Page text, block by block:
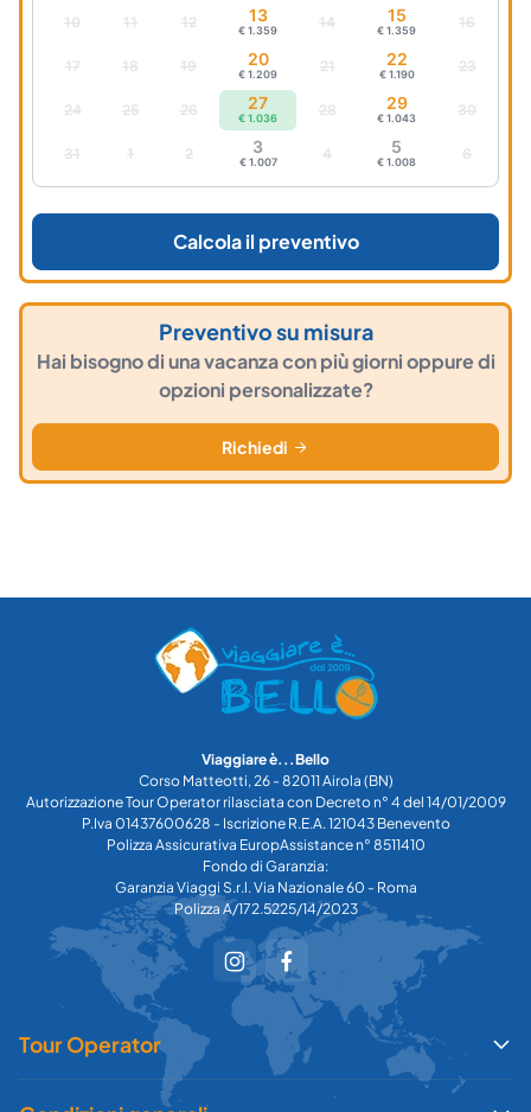
10 11 12 13
€ 1.359 14 15
€ 1.359 16
17 18 19 20
€ 1.209 21 22
€ 1.190 23
24 25 26 27
€ 1.036 28 29
€ 1.043 30
31 1 2 3
€ 1.007 4 5
€ 1.008 6
Calcola il preventivo
Preventivo su misura
Hai bisogno di una vacanza con più giorni oppure di
opzioni personalizzate?
Richiedi
Viaggiare è...Bello
Corso Matteotti, 26 - 82011 Airola (BN)
Autorizzazione Tour Operator rilasciata con Decreto n° 4 del 14/01/2009
P.Iva 01437600628 - Iscrizione R.E.A. 121043 Benevento
Polizza Assicurativa EuropAssistance n° 8511410
Fondo di Garanzia:
Garanzia Viaggi S.r.l. Via Nazionale 60 - Roma
Polizza A/172.5225/14/2023
Tour Operator